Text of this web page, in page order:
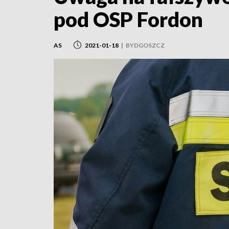
pod OSP Fordon
AS 2021-01-18 | BYDGOSZCZ